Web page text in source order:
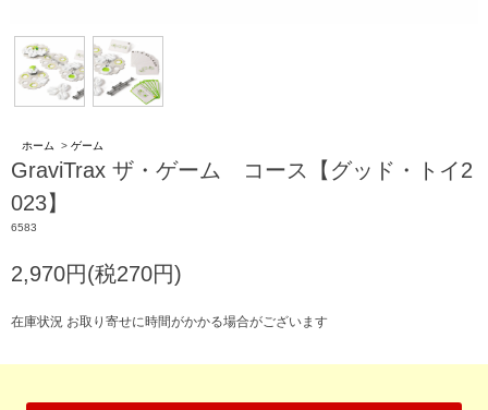
ホーム > ゲーム
GraviTrax ザ・ゲーム コース【グッド・トイ2
023】
6583
2,970円(税270円)
在庫状況 お取り寄せに時間がかかる場合がございます